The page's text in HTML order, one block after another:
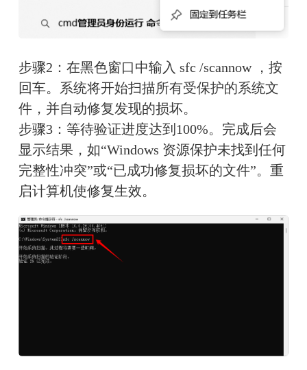
步骤2：在黑色窗口中输入 sfc /scannow ，按
回车。系统将开始扫描所有受保护的系统文
件，并自动修复发现的损坏。
步骤3：等待验证进度达到100%。完成后会
显示结果，如“Windows 资源保护未找到任何
完整性冲突”或“已成功修复损坏的文件”。重
启计算机使修复生效。